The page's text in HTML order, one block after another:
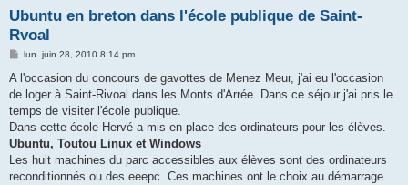
Ubuntu en breton dans l'école publique de Saint-
Rvoal
M
s
a
g
lun. juin 28, 2010 8:14 pm
A l'occasion du concours de gavottes de Menez Meur, j'ai eu l'occasion
de loger à Saint-Rivoal dans les Monts d'Arrée. Dans ce séjour j'ai pris le
temps de visiter l'école publique.
Dans cette école Hervé a mis en place des ordinateurs pour les élèves.
Ubuntu, Toutou Linux et Windows
Les huit machines du parc accessibles aux élèves sont des ordinateurs
reconditionnés ou des eeepc. Ces machines ont le choix au démarrage